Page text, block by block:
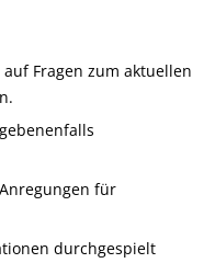
Fragen zum aktuellen
für
durchgespielt